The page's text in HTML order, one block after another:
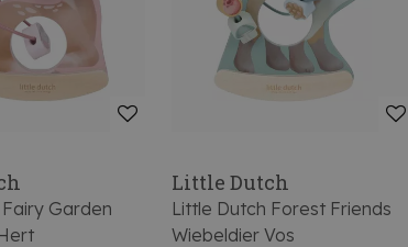
Garden
Little Dutch
Little Dutch Forest Friends
Wiebeldier Vos